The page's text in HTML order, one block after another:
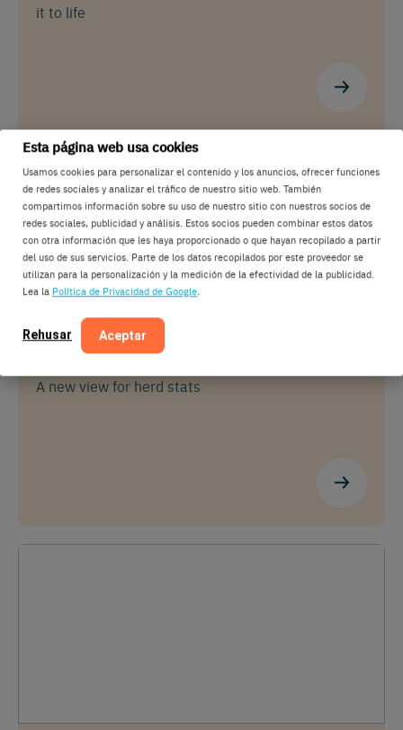
Esta página web usa cookies
Usamos cookies para personalizar el contenido y los anuncios, ofrecer funciones
de redes sociales y analizar el tráfico de nuestro sitio web. También
compartimos información sobre su uso de nuestro sitio con nuestros socios de
redes sociales, publicidad y análisis. Estos socios pueden combinar estos datos
con otra información que les haya proporcionado o que hayan recopilado a partir
del uso de sus servicios. Parte de los datos recopilados por este proveedor se
utilizan para la personalización y la medición de la efectividad de la publicidad.
Lea la Política de Privacidad de Google
Rehusar Aceptar
it to life
Article
A new view for herd stats